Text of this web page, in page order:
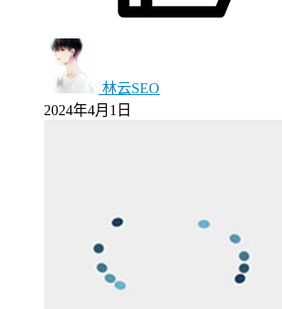
林云SEO
2024年4月1日